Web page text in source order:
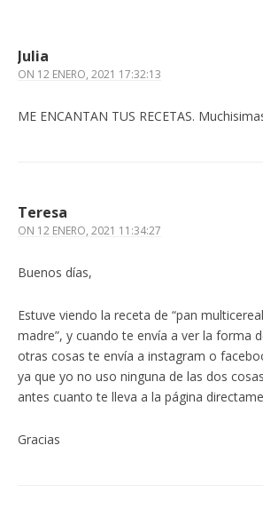
Julia
ON 12 ENERO, 2021 17:32:13
ME ENCANTAN TUS RECETAS.
Teresa
ON 12 ENERO, 2021 11:34:27
Buenos días,
Estuve viendo la receta de “pan
madre”, y cuando te envía a ver la forma
otras cosas te envía a instagram o
ya que yo no uso ninguna de las dos
antes cuanto te lleva a la página
Gracias